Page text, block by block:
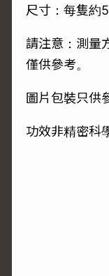
尺寸：每隻約
請注意：測量
僅供參考。
圖片包裝只供
功效非精密科